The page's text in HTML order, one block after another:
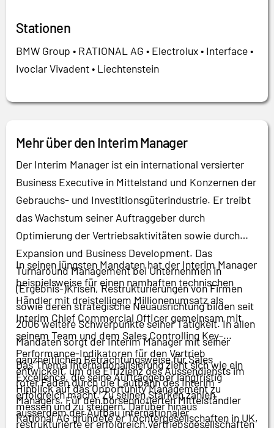
Stationen
BMW Group • RATIONAL AG • Electrolux • Interface •
Ivoclar Vivadent • Liechtenstein
Mehr über den Interim Manager
Der Interim Manager ist ein international versierter
Business Executive in Mittelstand und Konzernen der
Gebrauchs- und Investitionsgüterindustrie. Er treibt
das Wachstum seiner Auftraggeber durch
Optimierung der Vertriebsaktivitäten sowie durch
Expansion und Business Development. Das
Turnaround Management bei Unternehmen in
(Ergebnis-)Krisen, Restrukturierungen von Firmen
sowie deren strategische Neuausrichtung bilden seit
2006 weitere Schwerpunkte seiner Tätigkeit. In allen
Mandaten sorgt der Interim Manager mit seiner
ganzheitlichen Betrachtungsweise für Sales
Excellence, die seine Auftraggeber langfristig
erfolgreich macht. Zu seinen Stärken zählen
ausserdem der Aufbau internationaler
In seinen jüngsten Mandaten hat der Interim Manager
beispielsweise für einen namhaften technischen
Händler mit dreistelligem Millionenumsatz als
Interim Chief Commercial Officer gemeinsam mit
seinem Team und dem Sales Controlling Key-
Performance-Indikatoren für den Vertrieb
entwickelt, um die Effizienz des Aussendiensts im
Hinblick auf das Opportunity Management zu
messen und zu steigern. Darüber hinaus
restrukturierte er erfolgreich Vertriebsgesellschaften
Das Thema Internationalisierung zieht sich wie ein
roter Faden durch die Laufbahn des Interim
Managers. Für den börsennotierten Mittelständler
Rational AG gründete er Tochtergesellschaften in UK,